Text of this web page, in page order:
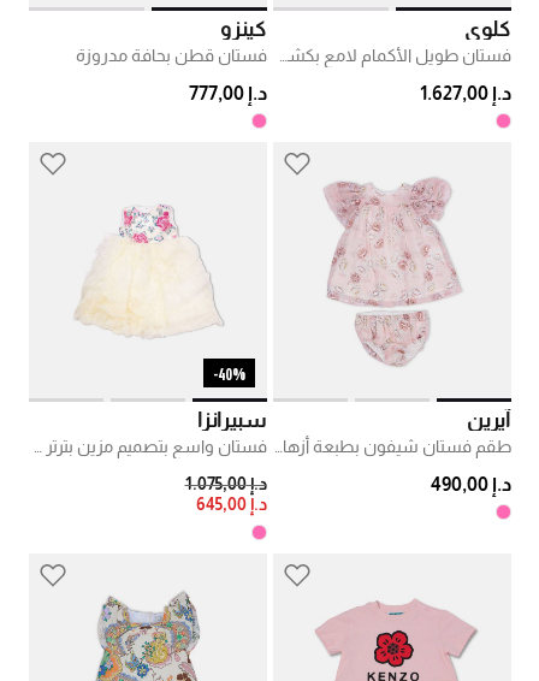
كلوي
د.إ 1.627,00
كينزو
فستان قطن بحافة مدروزة
د.إ 777,00
آيرين
د.إ 490,00
40%-
سبيرانزا
PRICE REDUCED FROM
د.إ 1.075,00
TO
د.إ 645,00